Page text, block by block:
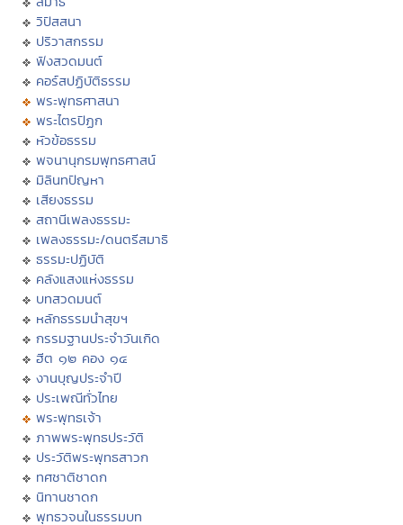
วิปัสสนา
ปริวาสกรรม
ฟังสวดมนต์
คอร์สปฏิบัติธรรม
พระพุทธศาสนา
พระไตรปิฏก
หัวข้อธรรม
พจนานุกรมพุทธศาสน์
มิลินทปัญหา
เสียงธรรม
สถานีเพลงธรรมะ
เพลงธรรมะ/ดนตรีสมาธิ
ธรรมะปฏิบัติ
คลังแสงแห่งธรรม
บทสวดมนต์
หลักธรรมนำสุขฯ
กรรมฐานประจำวันเกิด
ฮีต ๑๒ คอง ๑๔
งานบุญประจำปี
ประเพณีทั่วไทย
พระพุทธเจ้า
ภาพพระพุทธประวัติ
ประวัติพระพุทธสาวก
ทศชาติชาดก
นิทานชาดก
พุทธวจนในธรรมบท